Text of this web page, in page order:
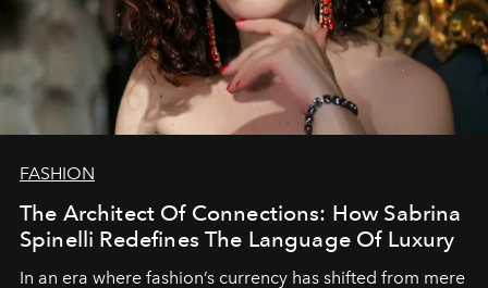
FASHION
The Architect Of Connections: How Sabrina
Spinelli Redefines The Language Of Luxury
In an era where fashion’s currency has shifted from mere